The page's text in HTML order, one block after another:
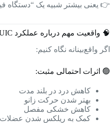
👉 یعنی بیشتر شبیه یک “دستگاه
🧠 واقعیت مهم درباره عملکرد UIC
اگر واقع‌بینانه نگاه کنیم:
🟢 اثرات احتمالی مثبت:
کاهش درد در بلند مدت
بهتر شدن حرکت زانو
کاهش خشکی مفصل
کمک به ریلکس شدن عضلات